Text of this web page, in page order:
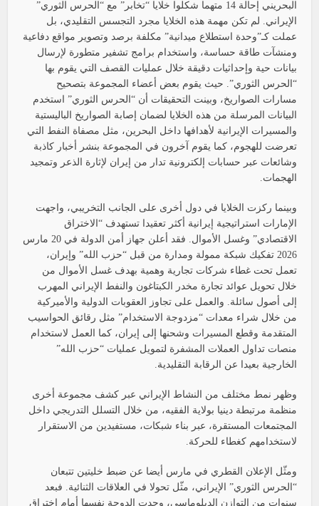
البحريني إحالة 14 متهما شكلوا خلايا “تخابر” مع “الحرس الثوري”
الإيراني. لم تكن مهمة هذه الخلايا مجرد التجسس التقليدي، بل
عملت كـ”وحدة استطلاع ميدانية” مكلفة برصد وتصوير مواقع دفاعية
ومنشآت طاقة حساسة، واستخدام برامج تشفير متطورة لإرسال
بيانات حية وإحداثيات دقيقة خلال عمليات القصف التي يقوم بها
“الحرس الثوري”. حيث يقوم بعض أعضاء المجموعة بتصحيح
مسارات الصواريخ، وبينت التحقيقات أن “الحرس الثوري” استخدم
البيانات المرسلة من هذه الخلايا لضمان إصابة الصواريخ الباليستية
والمسيرات الإيرانية لأهدافها داخل البحرين، مثل مصفاة النفط التي
تعرضت للهجوم، كما يقوم آخرون في المجموعة بنشر أخبار كاذبة
وشائعات عبر حسابات إلكترونية تدار من إيران لإثارة الذعر وتمجيد
الهجمات.
وبينما ركزت الخلايا في دول أخرى على الجانب التخريبي، واجهت
الإمارات استراتيجية إيرانية أكثر تعقيدا تستهدف “الاختراق
الاقتصادي” وغسل الأموال. فقد أعلن جهاز أمن الدولة في 20 مارس
2026 تفكيك شبكة ممولة ومدارة من قبل “حزب الله” وإيران،
تعمل تحت غطاء شركات تجارية وهمية بهدف غسل الأموال من
خلال تحويل عوائد تجارة مخدر الكبتاغون والنفط الإيراني المهرب
إلى أصول سائلة. والعمل على تجاوز العقوبات الدولية والأميركية
من خلال شراء معدات “مزدوجة الاستخدام” مثل رقائق الحواسيب
المتقدمة وقطع المسيرات وشحنها إلى إيران، كما العمل لاستخدام
منصات تداول العملات المشفرة لتمويل عمليات “حزب الله”
الخارجية بعيدا عن الرقابة التقليدية.
وظهر نمط مختلف من النشاط الإيراني عبر كشف مجموعة أخرى
منظمة مرتبطة دينيا بولاية الفقيه، من خلال التسلل التدريجي داخل
المجتمعات المستقرة، عبر بناء شبكات، مستفيدين من الاستقرار
لاستخدامهم كغطاء للحركة.
ومثّل الإعلان القطري في مارس أيضا عن ضبط خليتين تتبعان
“الحرس الثوري” الإيراني، مثّل تحولا في العلاقات الثنائية. فبعد
سنوات من التوازن الدبلوماسي، وجدت الدوحة نفسها أمام اختراق